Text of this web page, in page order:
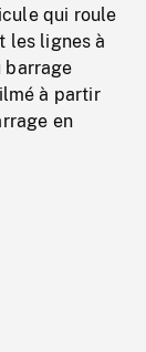
qui roule
les lignes à
barrage
à partir
en